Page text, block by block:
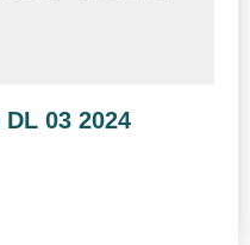
03 2024